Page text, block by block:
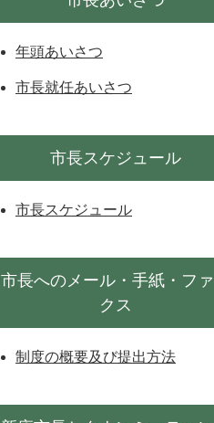
年頭あいさつ
市長就任あいさつ
市長スケジュール
市長スケジュール
市長へのメール・手紙・フ
クス
制度の概要及び提出方法